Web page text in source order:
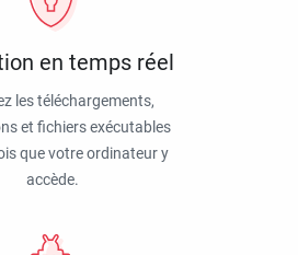
en temps réel
les téléchargements,
et fichiers exécutables
que votre ordinateur y
accède.